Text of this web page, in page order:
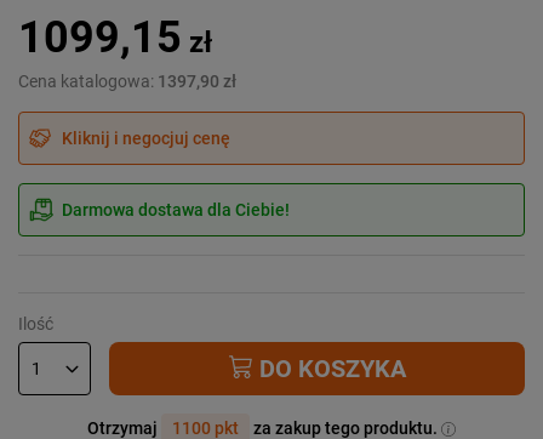
1099,15 zł
Cena katalogowa: 1397,90 zł
Kliknij i negocjuj cenę
Darmowa dostawa dla Ciebie!
Ilość
DO KOSZYKA
Otrzymaj 1100 pkt za zakup tego produktu.